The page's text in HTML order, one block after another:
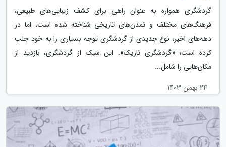
گردشگری همواره به عنوان راهی برای کشف زیبایی‌های طبیعی،
فرهنگ‌های مختلف و تمدن‌های تاریخی شناخته شده است، اما در
دهه‌های اخیر، نوع جدیدی از گردشگری توجه بسیاری را به خود جلب
کرده است؛ «گردشگری تاریک». این سبک از گردشگری، بازدید از
مکان‌هایی را شامل...
24 بهمن 1403